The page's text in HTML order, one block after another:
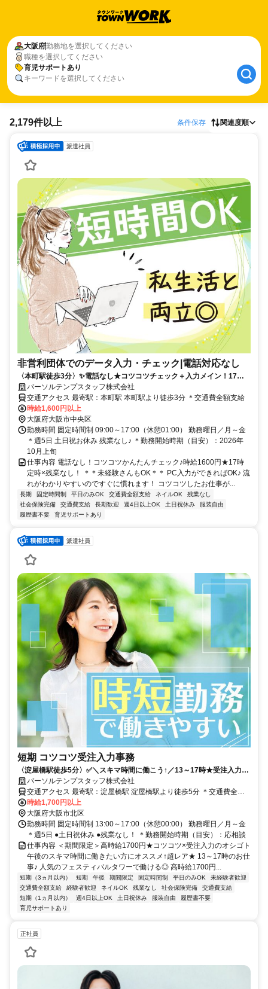
大阪府勤務地を選択してください
職種を選択してください
育児サポートあり
キーワードを選択してください
2,179件以上 条件保存 関連度順
派遣社員
非営利団体でのデータ入力・チェック|電話対応なし
〈本町駅徒歩3分〉✨️電話なし★コツコツチェック＋入力メイン！17時
定時♪月収22.4万
パーソルテンプスタッフ株式会社
交通アクセス 最寄駅：本町駅 本町駅より徒歩3分 ＊交通費全額支給
時給1,600円以上
大阪府大阪市中央区
勤務時間 固定時間制 09:00～17:00（休憩01:00） 勤務曜日／月～金
＊週5日 土日祝お休み 残業なし♪ ＊勤務開始時期（目安）：2026年
10月上旬
仕事内容 電話なし！コツコツかんたんチェック♪時給1600円★17時
定時×残業なし！ ＊＊未経験さんもOK＊＊ PC入力ができればOK♪ 流
れがわかりやすいのですぐに慣れます！ コツコツしたお仕事が...
長期 固定時間制 平日のみOK 交通費全額支給 ネイルOK
残業なし
社会保険完備
交通費支給 長期歓迎 週4日以上OK 土日祝休み
服装自由
履歴書不要
育児サポートあり
派遣社員
短期 コツコツ受注入力事務
〈淀屋橋駅徒歩5分〉✅️＼スキマ時間に働こう↑／13～17時★受注入力メ
イン◎9月末まで
パーソルテンプスタッフ株式会社
交通アクセス 最寄駅：淀屋橋駅 淀屋橋駅より徒歩5分 ＊交通費全額
支給
時給1,700円以上
大阪府大阪市北区
勤務時間 固定時間制 13:00～17:00（休憩00:00） 勤務曜日／月～金
＊週5日 ●土日祝休み ●残業なし！ ＊勤務開始時期（目安）：応相談
仕事内容 ＜期間限定＞高時給1700円★コツコツ×受注入力のオシゴト
午後のスキマ時間に働きたい方にオススメ↑超レア★ 13～17時のお仕
事♪ 人気のフェスティバルタワーで働ける◎ 高時給1700円...
短期（3ヵ月以内） 短期 午後 期間限定 固定時間制 平日のみOK
未経験者歓迎
交通費全額支給
経験者歓迎 ネイルOK 残業なし 社会保険完備
交通費支給
短期（1ヵ月以内）
週4日以上OK 土日祝休み 服装自由
履歴書不要
育児サポートあり
正社員